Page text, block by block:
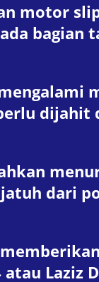
motor
bagian
dari
Laziz